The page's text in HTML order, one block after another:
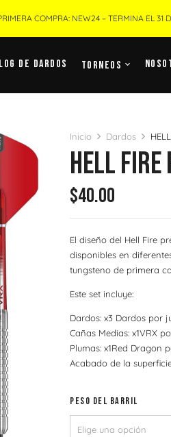
COMPRA: NEW24 – TERMINA EL 31
De Dardos Torneos
Inicio Dardos
HELL
$40.00
El diseño del Hell Fire
disponibles en
tungsteno de primera
Este set incluye:
Dardos: x3 Dardos por
Cañas Medias: x1VRX
Plumas: x1Red Dragon
Acabado de la
PESO DEL BARRIL